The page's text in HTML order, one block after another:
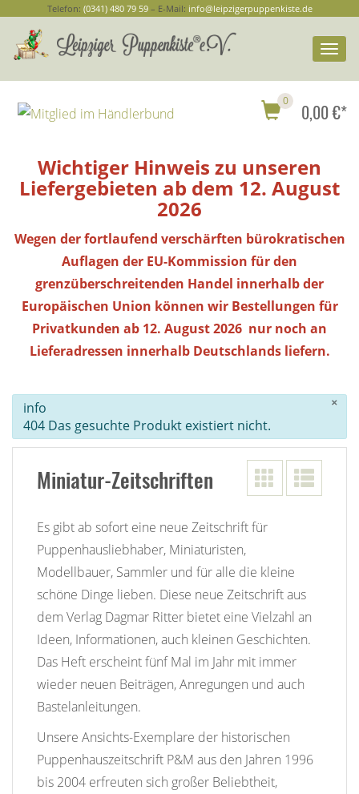
Telefon: (0341) 480 79 59– E-Mail: info@leipzigerpuppenkiste.de
0 0,00 €*
Wichtiger Hinweis zu unseren
Liefergebieten ab dem 12. August
2026
Wegen der fortlaufend verschärften bürokratischen
Auflagen der EU-Kommission für den
grenzüberschreitenden Handel innerhalb der
Europäischen Union können wir Bestellungen für
Privatkunden ab 12. August 2026 nur noch an
Lieferadressen innerhalb Deutschlands liefern.
×
info
404 Das gesuchte Produkt existiert nicht.
Miniatur-Zeitschriften
Es gibt ab sofort eine neue Zeitschrift für
Puppenhausliebhaber, Miniaturisten,
Modellbauer, Sammler und für alle die kleine
schöne Dinge lieben. Diese neue Zeitschrift aus
dem Verlag Dagmar Ritter bietet eine Vielzahl an
Ideen, Informationen, auch kleinen Geschichten.
Das Heft erscheint fünf Mal im Jahr mit immer
wieder neuen Beiträgen, Anregungen und auch
Bastelanleitungen.
Unsere Ansichts-Exemplare der historischen
Puppenhauszeitschrift P&M aus den Jahren 1996
bis 2004 erfreuten sich großer Beliebtheit,